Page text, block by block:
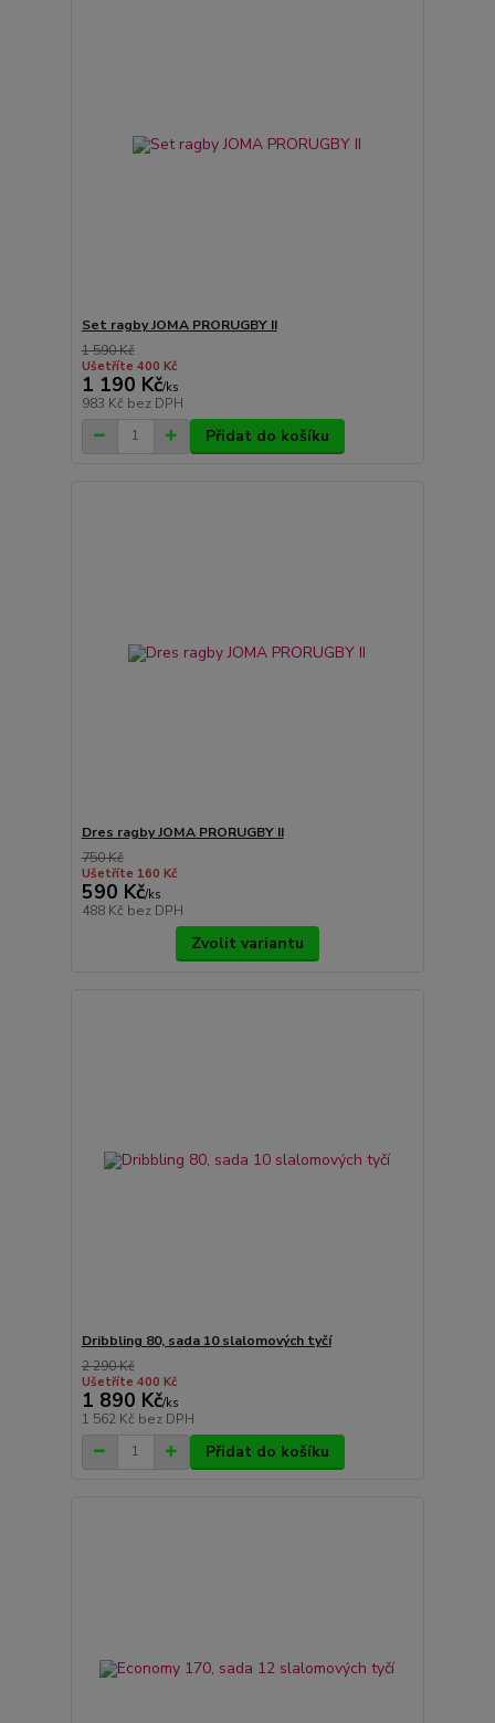
Set ragby JOMA PRORUGBY II
1 590 Kč
Ušetříte 400 Kč
1 190 Kč/ks
983 Kč bez DPH
Přidat do košíku
Dres ragby JOMA PRORUGBY II
750 Kč
Ušetříte 160 Kč
590 Kč/ks
488 Kč bez DPH
Zvolit variantu
Dribbling 80, sada 10 slalomových tyčí
2 290 Kč
Ušetříte 400 Kč
1 890 Kč/ks
1 562 Kč bez DPH
Přidat do košíku